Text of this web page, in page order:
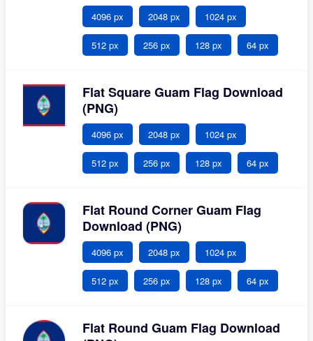
4096 px 2048 px 1024 px
512 px 256 px 128 px 64 px
Flat Square Guam Flag Download
(PNG)
4096 px 2048 px 1024 px
512 px 256 px 128 px 64 px
Flat Round Corner Guam Flag
Download (PNG)
4096 px 2048 px 1024 px
512 px 256 px 128 px 64 px
Flat Round Guam Flag Download